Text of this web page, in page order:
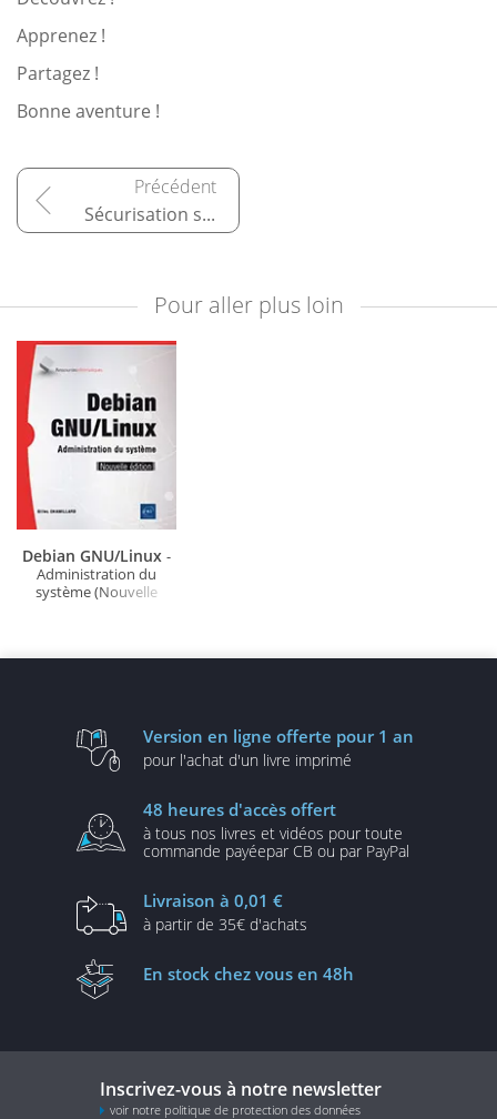
Apprenez !
Partagez !
Bonne aventure !
Sécurisation système et réseau
Pour aller plus loin
Debian GNU/Linux -
Administration du
système (Nouvelle
Version en ligne offerte pour 1 an
pour l'achat d'un livre imprimé
48 heures d'accès offert
à tous nos livres et vidéos pour toute
commande payéepar CB ou par PayPal
Livraison à 0,01 €
à partir de 35€ d'achats
En stock chez vous en 48h
Inscrivez-vous à notre newsletter
voir notre politique de protection des données